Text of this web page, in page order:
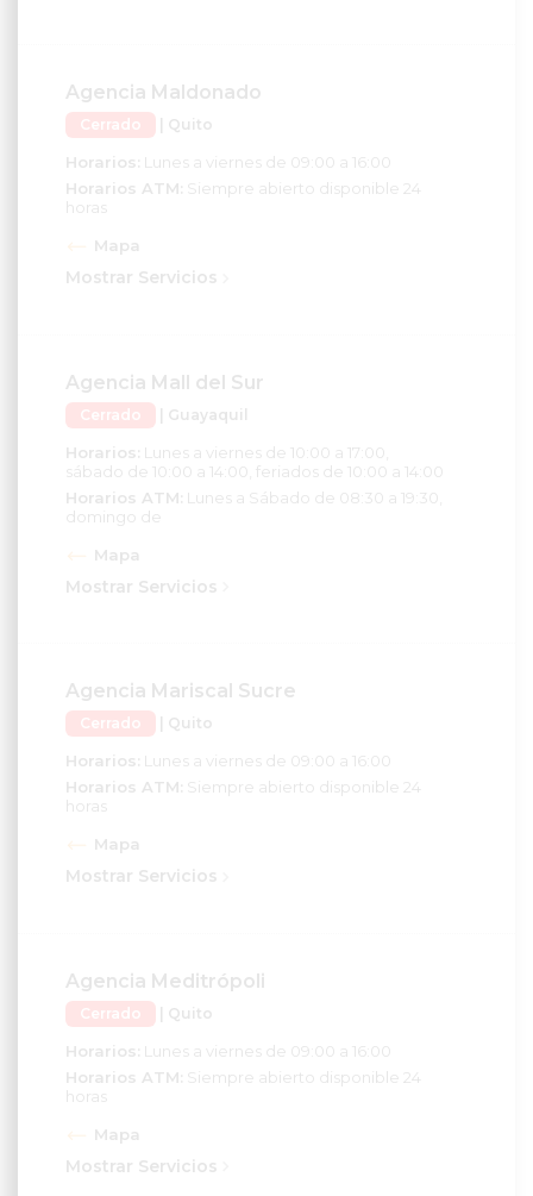
Cerrado
Horarios ATM:
Siempre abierto disponible 24
horas
Cerrado
sábado de 10:00 a 14:00, feriados de 10:00 a 14:00
Horarios ATM:
Lunes a Sábado de 08:30 a 19:30,
domingo de
Mostrar Servicios
Cerrado
Horarios ATM:
Siempre abierto disponible 24
horas
Mostrar Servicios
Cerrado
Horarios:Lunes a viernes de 09:00 a 16:00
Horarios ATM:
Siempre abierto disponible 24
horas
Mostrar Servicios